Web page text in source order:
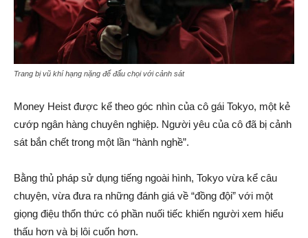
Trang bị vũ khí hạng nặng để đấu chọi với cảnh sát
Money Heist được kể theo góc nhìn của cô gái Tokyo, một kẻ
cướp ngân hàng chuyên nghiệp. Người yêu của cô đã bị cảnh
sát bắn chết trong một lần “hành nghề”.
Bằng thủ pháp sử dụng tiếng ngoài hình, Tokyo vừa kể câu
chuyện, vừa đưa ra những đánh giá về “đồng đội” với một
giọng điệu thổn thức có phần nuối tiếc khiến người xem hiểu
thấu hơn và bị lôi cuốn hơn.